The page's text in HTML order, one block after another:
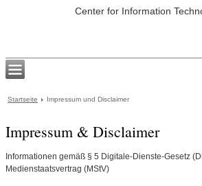
Center for Information
Startseite Impressum und Disclaimer
Impressum & Disclaimer
Informationen gemäß § 5 Digitale-Dienste-Gesetz
Medienstaatsvertrag (MStV)